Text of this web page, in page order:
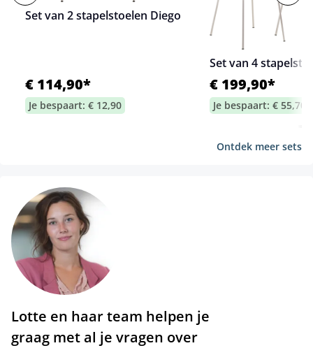
Set van 2 stapelstoelen Diego
€ 114,90*
Je bespaart: € 12,90
Set van 4
€ 199,90*
Je bespaart: € 55,70
Ontdek meer sets
Lotte en haar team helpen je
graag met al je vragen over